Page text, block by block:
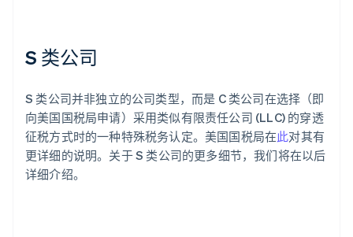
S 类公司
S 类公司并非独立的公司类型，而是 C 类公司在选择（即
向美国国税局申请）采用类似有限责任公司 (LLC) 的穿透
征税方式时的一种特殊税务认定。美国国税局在此对其有
更详细的说明。关于 S 类公司的更多细节，我们将在以后
详细介绍。